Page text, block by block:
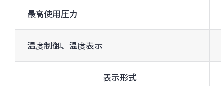
最高使用圧力
温度制御、温度表示
表示形式